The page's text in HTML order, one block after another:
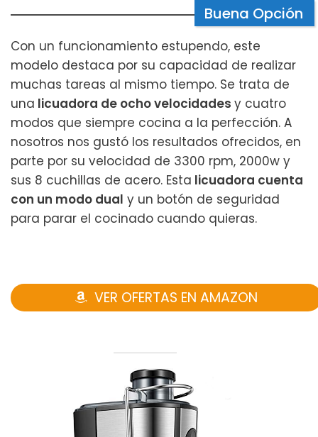
Buena Opción
Con un funcionamiento estupendo, este
modelo destaca por su capacidad de realizar
muchas tareas al mismo tiempo. Se trata de
una licuadora de ocho velocidades y cuatro
modos que siempre cocina a la perfección. A
nosotros nos gustó los resultados ofrecidos, en
parte por su velocidad de 3300 rpm, 2000w y
sus 8 cuchillas de acero. Esta licuadora cuenta
con un modo dual y un botón de seguridad
para parar el cocinado cuando quieras.
VER OFERTAS EN AMAZON